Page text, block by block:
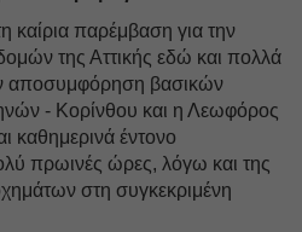
καίρια παρέμβαση για την
της Αττικής εδώ και πολλά
αποσυμφόρηση βασικών
- Κορίνθου και η Λεωφόρος
καθημερινά έντονο
πρωινές ώρες, λόγω και της
στη συγκεκριμένη